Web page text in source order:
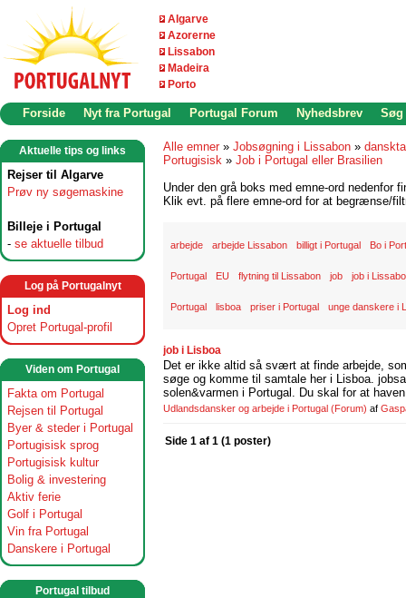
Algarve
Azorerne
Lissabon
Madeira
Porto
Forside Nyt fra Portugal Portugal Forum Nyhedsbrev Søg
Aktuelle tips og links
Rejser til Algarve
Prøv ny søgemaskine
Billeje i Portugal
- se aktuelle tilbud
Log på Portugalnyt
Log ind
Opret Portugal-profil
Viden om Portugal
Fakta om Portugal
Rejsen til Portugal
Byer & steder i Portugal
Portugisisk sprog
Portugisisk kultur
Bolig & investering
Aktiv ferie
Golf i Portugal
Vin fra Portugal
Danskere i Portugal
Portugal tilbud
Alle emner » Jobsøgning i Lissabon »
Portugisisk » Job i Portugal eller Brasilien
Under den grå boks med emne-ord nedenfor
Klik evt. på flere emne-ord for at begrænse/
arbejde arbejde Lissabon billigt i Portugal Bo i
Portugal EU flytning til Lissabon job job i
Portugal lisboa priser i Portugal unge danskere i
job i Lisboa
Det er ikke altid så svært at finde arbejde,
søge og komme til samtale her i Lisboa.
solen&varmen i Portugal. Du skal for at
Udlandsdansker og arbejde i Portugal (Forum) af
Side 1 af 1 (1 poster)